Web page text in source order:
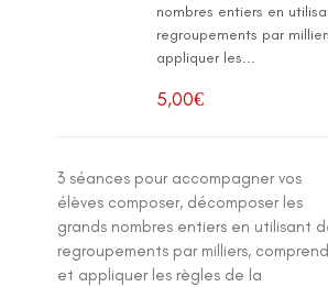
nombres entiers en
regroupements par
appliquer les...
5,00€
3 séances pour accompagner vos
élèves composer, décomposer les
grands nombres entiers en utilisant
regroupements par milliers,
et appliquer les règles de la